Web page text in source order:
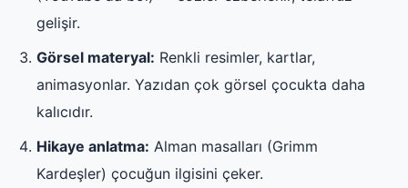
gelişir.
Görsel materyal: Renkli resimler, kartlar,
animasyonlar. Yazıdan çok görsel çocukta daha
kalıcıdır.
Hikaye anlatma: Alman masalları (Grimm
Kardeşler) çocuğun ilgisini çeker.